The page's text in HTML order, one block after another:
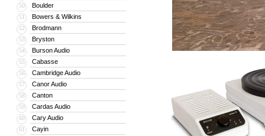
50 Boulder
51 Bowers & Wilkins
52 Brodmann
53 Bryston
54 Burson Audio
55 Cabasse
56 Cambridge Audio
57 Canor Audio
58 Canton
59 Cardas Audio
60 Cary Audio
61 Cayin